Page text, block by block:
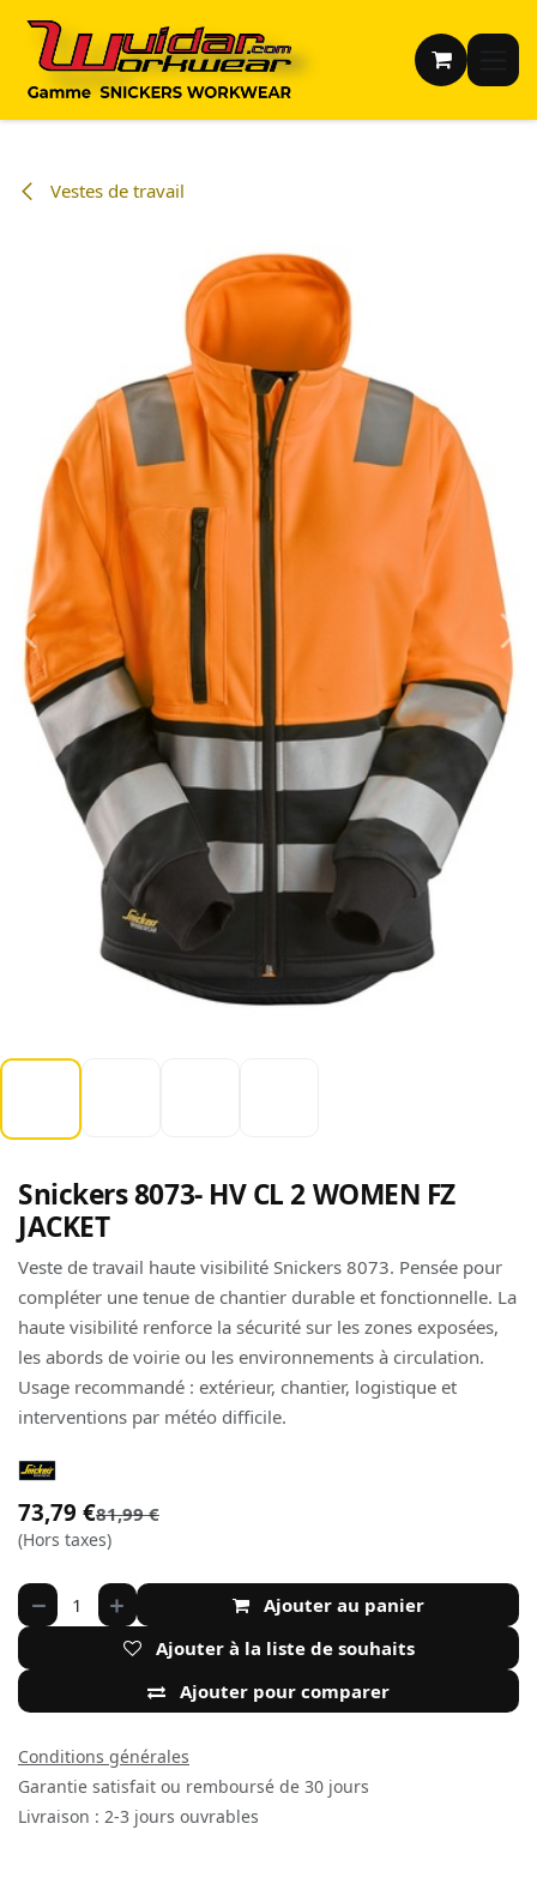
Vestes de travail
Snickers 8073- HV CL 2 WOMEN FZ
JACKET
Veste de travail haute visibilité Snickers 8073. Pensée pour
compléter une tenue de chantier durable et fonctionnelle. La
haute visibilité renforce la sécurité sur les zones exposées,
les abords de voirie ou les environnements à circulation.
Usage recommandé : extérieur, chantier, logistique et
interventions par météo difficile.
73,79 €81,99€
(Hors taxes)
Ajouter au panier
Ajouter pour comparer
Ajouter à la liste de souhaits
Conditions générales
Garantie satisfait ou remboursé de 30 jours
Livraison : 2-3 jours ouvrables